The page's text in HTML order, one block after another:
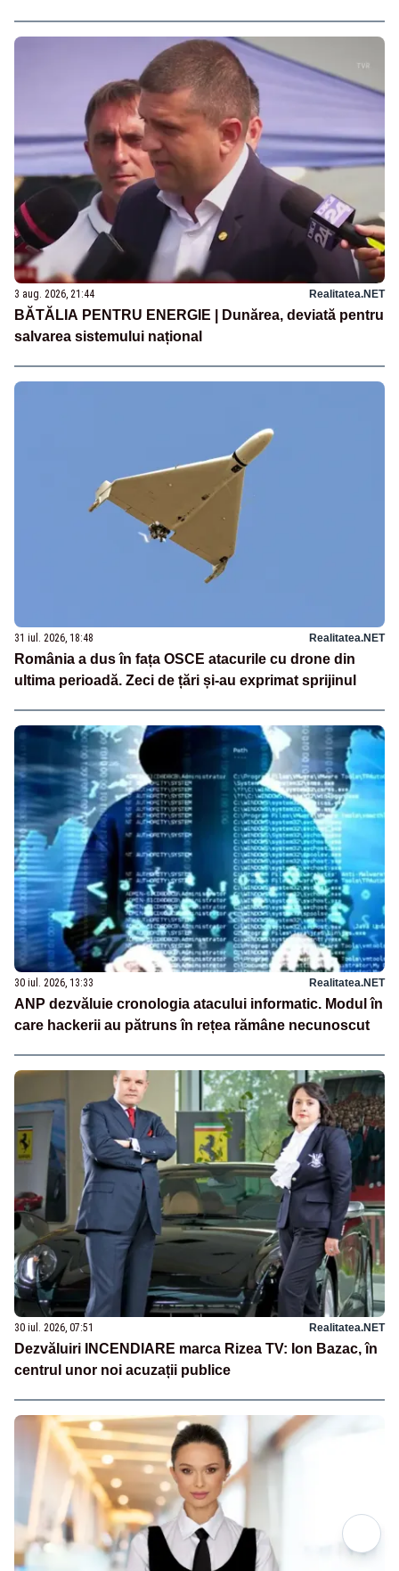
3 aug. 2026, 21:44 Realitatea.NET
BĂTĂLIA PENTRU ENERGIE | Dunărea, deviată pentru
salvarea sistemului național
31 iul. 2026, 18:48 Realitatea.NET
România a dus în fața OSCE atacurile cu drone din
ultima perioadă. Zeci de țări și-au exprimat sprijinul
30 iul. 2026, 13:33 Realitatea.NET
ANP dezvăluie cronologia atacului informatic. Modul în
care hackerii au pătruns în rețea rămâne necunoscut
30 iul. 2026, 07:51 Realitatea.NET
Dezvăluiri INCENDIARE marca Rizea TV: Ion Bazac, în
centrul unor noi acuzații publice